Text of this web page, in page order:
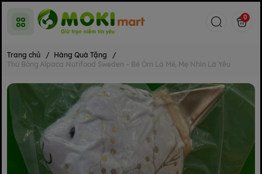
0
Trang chủ / Hàng Quà Tặng
/
Thú Bông Alpaca Nutifood Sweden – Bé Ôm Là Mê, Mẹ Nhìn Là Yêu